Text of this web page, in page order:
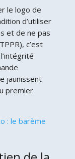
le logo de
d’utiliser
et de ne pas
c’est
jaunissent
premier
: le barème